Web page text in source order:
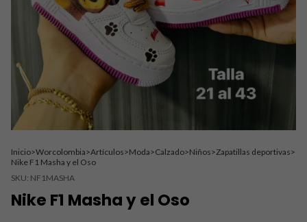
Inicio>Worcolombia>Artículos>Moda>Calzado>Niños>Zapatillas deportivas>
Nike F1 Masha y el Oso
SKU: NF1MASHA
Nike F1 Masha y el Oso